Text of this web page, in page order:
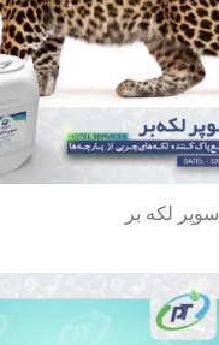
سوپر لکه بر